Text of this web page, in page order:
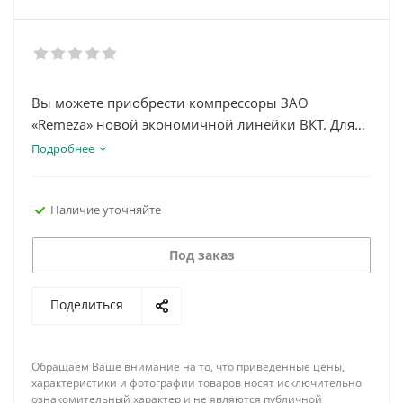
Вы можете приобрести компрессоры ЗАО
«Remeza» новой экономичной линейки ВКТ. Для
сжатия воздуха винтовой компрессор Remeza
излишков влаги производится осушителем
Подробнее
Наличие уточняйте
Под заказ
Поделиться
Обращаем Ваше внимание на то, что приведенные цены,
характеристики и фотографии товаров носят исключительно
ознакомительный характер и не являются публичной